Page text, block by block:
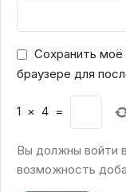
Сохранить моё
браузере для
1 × 4 =
Вы должны войти
возможность